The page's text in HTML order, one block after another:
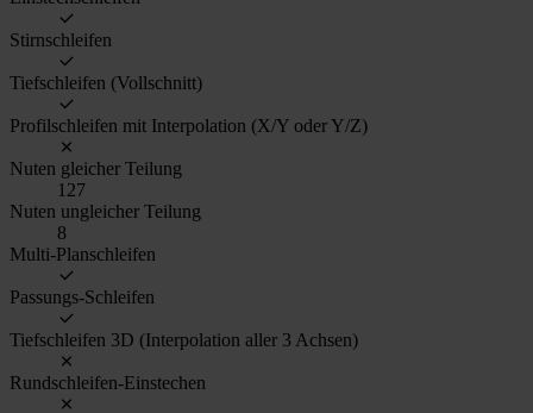
Stirnschleifen
Tiefschleifen (Vollschnitt)
Profilschleifen mit Interpolation (X/Y oder Y/Z)
Nuten gleicher Teilung
127
Nuten ungleicher Teilung
8
Multi-Planschleifen
Passungs-Schleifen
Tiefschleifen 3D (Interpolation aller 3 Achsen)
Rundschleifen-Einstechen